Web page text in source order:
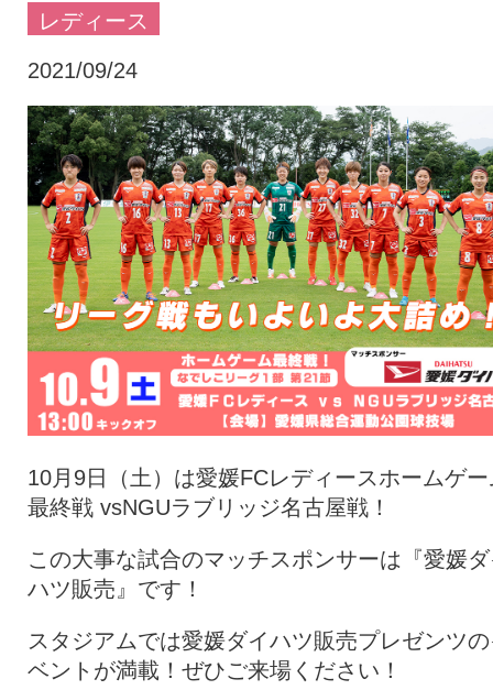
ファンクラブ
トップチーム アカデミー
スポンサー グッズ
特設ページ
レディース
2021/09/24
10月9日（土）は愛媛FCレディースホームゲー
最終戦 vsNGUラブリッジ名古屋戦！
この大事な試合のマッチスポンサーは『愛媛
ハツ販売』です！
スタジアムでは愛媛ダイハツ販売プレゼンツ
ベントが満載！ぜひご来場ください！